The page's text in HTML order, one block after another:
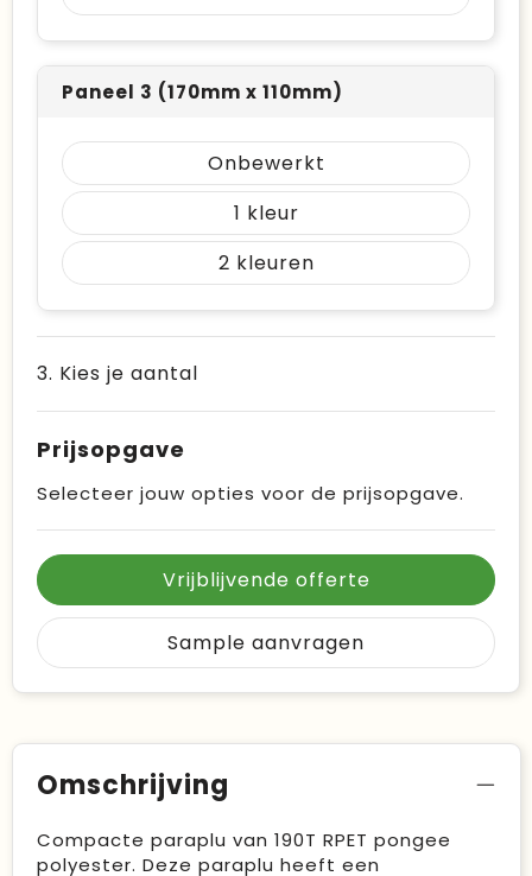
Paneel 3 (170mm x 110mm)
Onbewerkt
1
2
3. Kies je aantal
Prijsopgave
Selecteer jouw opties voor de prijsopgave.
Vrijblijvende offerte
Sample aanvragen
Omschrijving
Compacte paraplu van 190T RPET pongee
polyester. Deze paraplu heeft een